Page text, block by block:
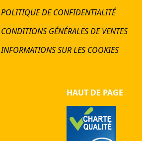
POLITIQUE DE CONFIDENTIALITÉ
CONDITIONS GÉNÉRALES DE VENTES
INFORMATIONS SUR LES COOKIES
HAUT DE PAGE